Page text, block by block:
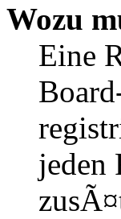
Wozu
Eine
jeden